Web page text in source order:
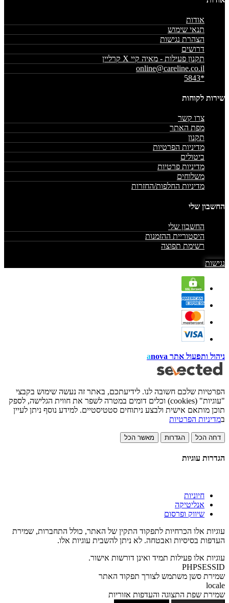
אודות
תנאי שימוש
הצהרת נגישות
דרושים
תקנון פעילות - מאיה קיי X קרליין
online@careline.co.il
*5843
שירות לקוחות
צרו קשר
מפת האתר
תקנון
מדיניות הפרטיות
ביטולים
מדיניות פרטיות
משלוחים
מדיניות החלפות/החזרות
החשבון שלי
החשבון שלי
היסטוריית ההזמנות
רשימת תפוצה
נגישות
ניהול ותפעול אתר anova
הפרטיות שלכם חשובה לנו. לידיעתכם, באתר זה נעשה שימוש בקבצי
"עוגיות" (cookies) וכלים דומים במטרה לשפר את חווית הגלישה, לספק
תוכן מותאם אישית ולבצע ניתוחים סטטיסטיים. למידע נוסף ניתן לעיין
במדיניות הפרטיות
דחה הכל הגדרות מאשר הכל
הגדרות עוגיות
חיוניות
אנליטיקה
שיווק ופרסום
עוגיות אלו הכרחיות לתפקוד התקין של האתר, כולל התחברות, שמירת
העדפות בסיסיות ואבטחה. לא ניתן להשבית עוגיות אלו.
עוגיות אלו פעילות תמיד ואינן דורשות אישור.
PHPSESSID
שמירת סשן משתמש לצורך תפקוד האתר
locale
שמירת שפת התצוגה והעדפות אזוריות